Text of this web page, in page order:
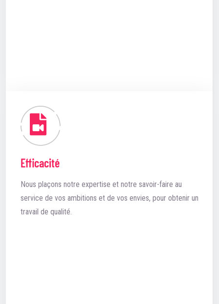
Efficacité
Nous plaçons notre expertise et notre savoir-faire au
service de vos ambitions et de vos envies, pour obtenir un
travail de qualité.